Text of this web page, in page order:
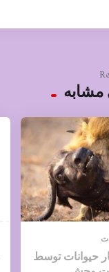
مشابه
حیوانات توسط